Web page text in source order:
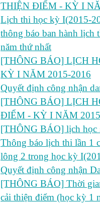
THIỆN ĐIỂM - KỲ I
Lịch thi học kỳ I(2015-
thông báo ban hành
năm thứ nhất
[THÔNG BÁO] LỊCH
KỲ I NĂM 2015-2016
Quyết định công nhận
[THÔNG BÁO] LỊCH
ĐIỂM - KỲ I NĂM
[THÔNG BÁO] lịch học
Thông báo lịch thi lần 1
lông 2 trong học kỳ
Quyết định công nhận
[THÔNG BÁO] Thời
cải thiện điểm (học kỳ 1